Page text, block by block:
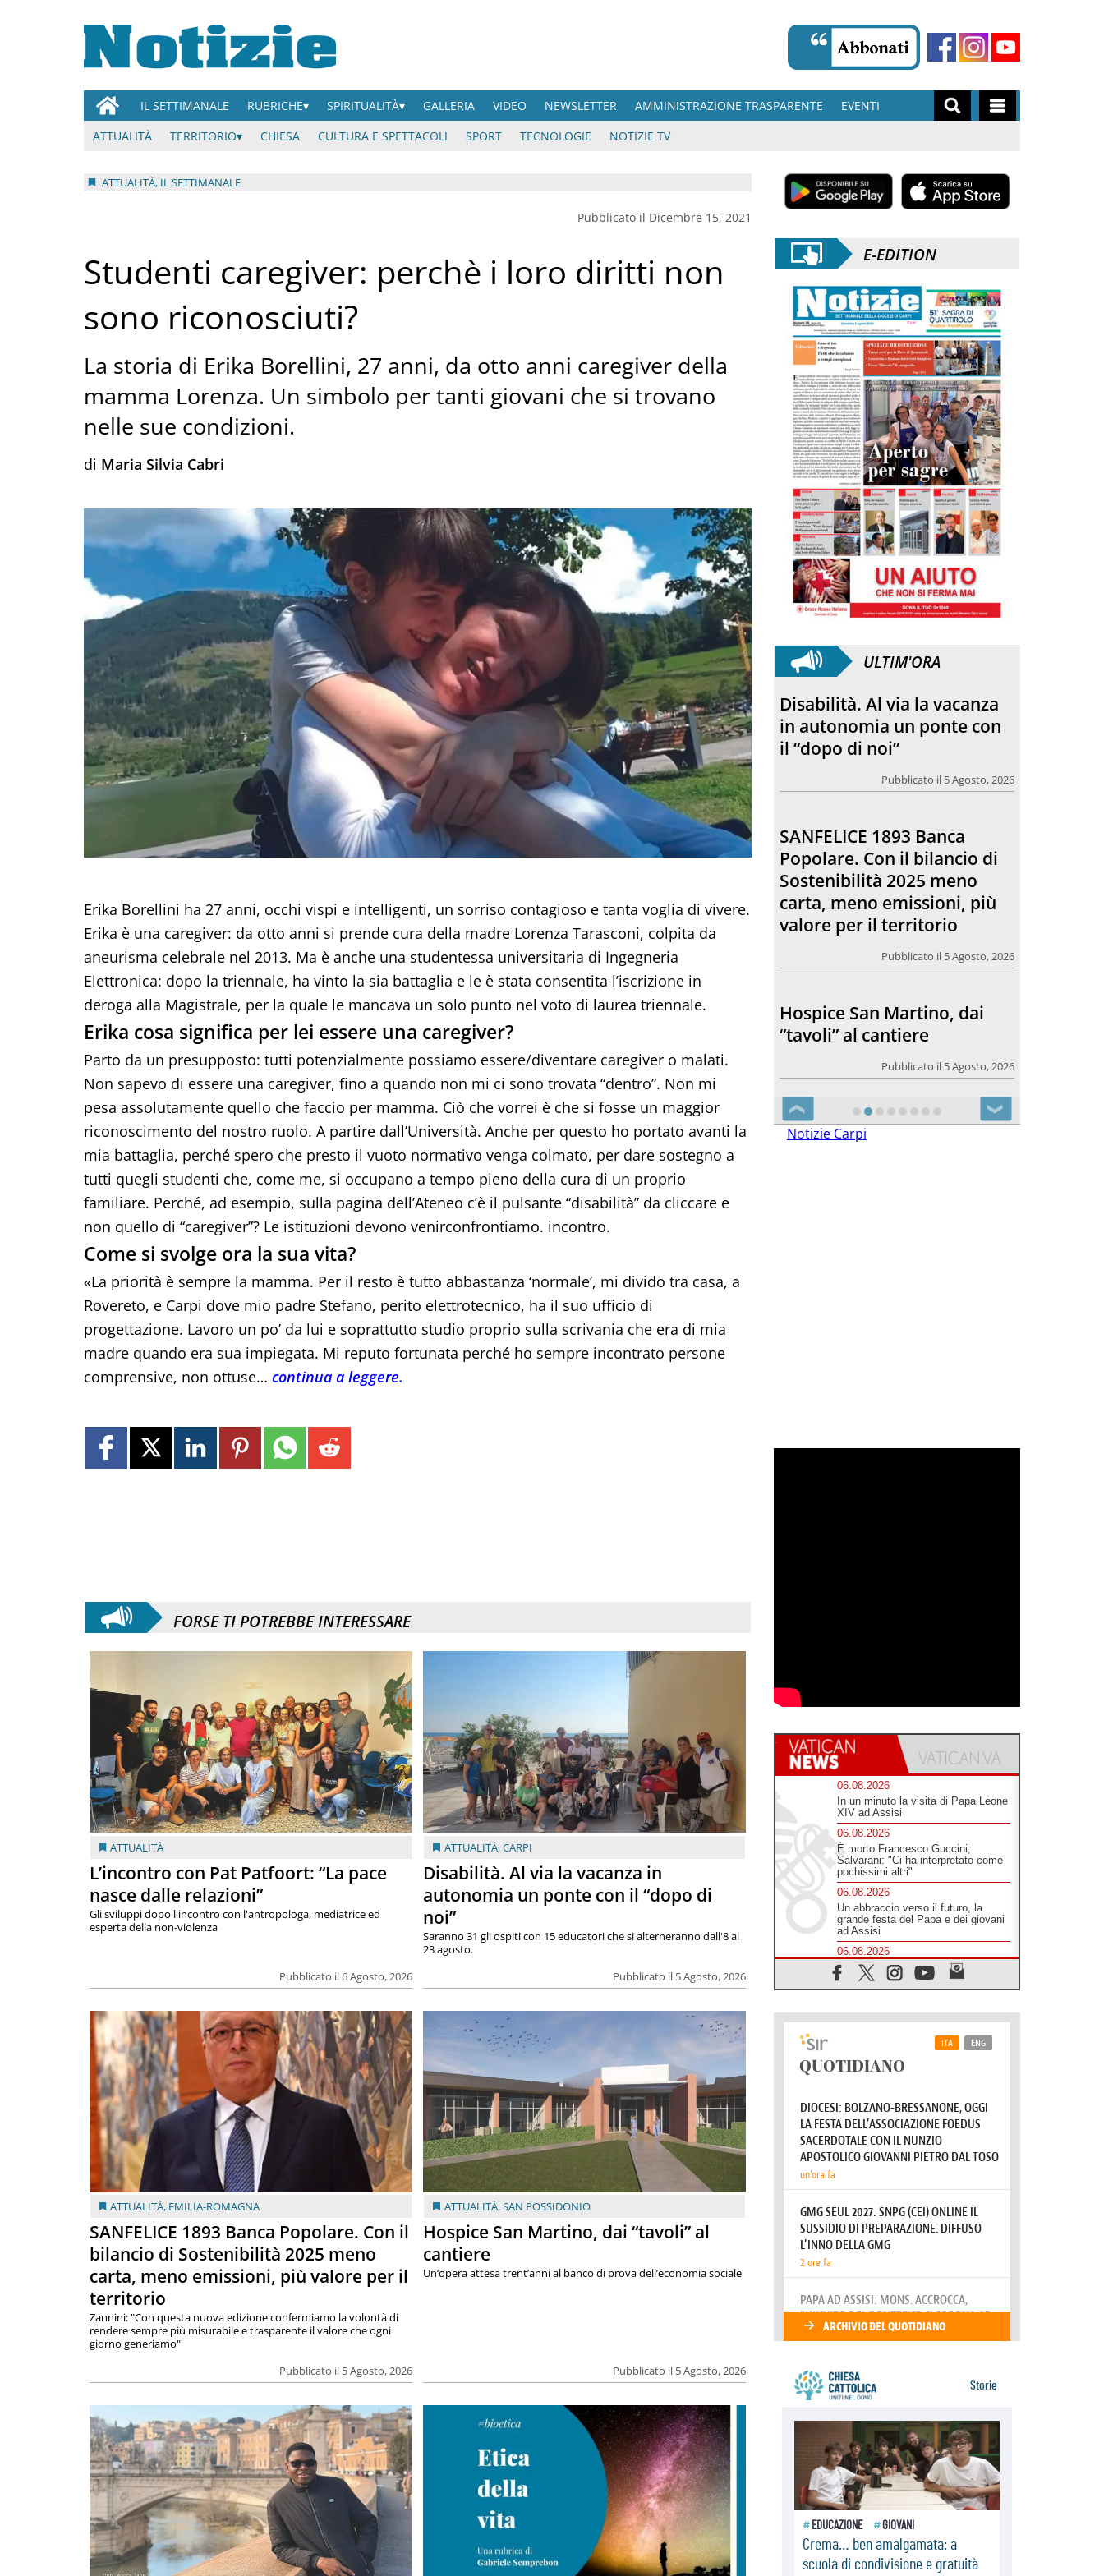
IL SETTIMANALE RUBRICHE SPIRITUALITÀ GALLERIA VIDEO NEWSLETTER AMMINISTRAZIONE TRASPARENTE
EVENTI
ATTUALITÀ
TERRITORIO CHIESA CULTURA E SPETTACOLI SPORT TECNOLOGIE NOTIZIE TV
ATTUALITÀ, IL SETTIMANALE
Pubblicato il Dicembre 15, 2021
Studenti caregiver: perchè i loro diritti non
sono riconosciuti?
La storia di Erika Borellini, 27 anni, da otto anni caregiver della
mamma Lorenza. Un simbolo per tanti giovani che si trovano
nelle sue condizioni.
di Maria Silvia Cabri
Erika Borellini ha 27 anni, occhi vispi e intelligenti, un sorriso contagioso e tanta voglia di vivere.
Erika è una caregiver: da otto anni si prende cura della madre Lorenza Tarasconi, colpita da
aneurisma celebrale nel 2013. Ma è anche una studentessa universitaria di Ingegneria
Elettronica: dopo la triennale, ha vinto la sia battaglia e le è stata consentita l’iscrizione in
deroga alla Magistrale, per la quale le mancava un solo punto nel voto di laurea triennale.
Erika cosa significa per lei essere una caregiver?
Parto da un presupposto: tutti potenzialmente possiamo essere/diventare caregiver o malati.
Non sapevo di essere una caregiver, fino a quando non mi ci sono trovata “dentro”. Non mi
pesa assolutamente quello che faccio per mamma. Ciò che vorrei è che si fosse un maggior
riconoscimento del nostro ruolo. A partire dall’Università. Anche per questo ho portato avanti la
mia battaglia, perché spero che presto il vuoto normativo venga colmato, per dare sostegno a
tutti quegli studenti che, come me, si occupano a tempo pieno della cura di un proprio
familiare. Perché, ad esempio, sulla pagina dell’Ateneo c’è il pulsante “disabilità” da cliccare e
non quello di “caregiver”? Le istituzioni devono venirconfrontiamo. incontro.
Come si svolge ora la sua vita?
«La priorità è sempre la mamma. Per il resto è tutto abbastanza ‘normale’, mi divido tra casa, a
Rovereto, e Carpi dove mio padre Stefano, perito elettrotecnico, ha il suo ufficio di
progettazione. Lavoro un po’ da lui e soprattutto studio proprio sulla scrivania che era di mia
madre quando era sua impiegata. Mi reputo fortunata perché ho sempre incontrato persone
comprensive, non ottuse… continua a leggere.
FORSE TI POTREBBE INTERESSARE
ATTUALITÀ
L’incontro con Pat Patfoort: “La pace
nasce dalle relazioni”
Pubblicato il 6 Agosto, 2026
Gli sviluppi dopo l'incontro con l'antropologa, mediatrice ed
esperta della non-violenza
ATTUALITÀ,CARPI
Disabilità. Al via la vacanza in
autonomia un ponte con il “dopo di
noi”
Pubblicato il 5 Agosto, 2026
Saranno 31 gli ospiti con 15 educatori che si alterneranno dall'8 al
23 agosto.
ATTUALITÀ, EMILIA-ROMAGNA
SANFELICE 1893 Banca Popolare. Con il
bilancio di Sostenibilità 2025 meno
carta, meno emissioni, più valore per il
territorio
Pubblicato il 5 Agosto, 2026
Zannini: "Con questa nuova edizione confermiamo la volontà di
rendere sempre più misurabile e trasparente il valore che ogni
giorno generiamo"
ATTUALITÀ,SAN POSSIDONIO
Hospice San Martino, dai “tavoli” al
cantiere
Pubblicato il 5 Agosto, 2026
Un’opera attesa trent’anni al banco di prova dell’economia sociale
E-EDITION
ULTIM'ORA
SANFELICE 1893 Banca
Popolare. Con il bilancio di
Sostenibilità 2025 meno
carta, meno emissioni, più
valore per il territorio
Hospice San Martino, dai
“tavoli” al cantiere
Pubblicato il 5 Agosto, 2026
Comunicare bene, una
anche il rapporto tra la
chiesa e l’opinione pubblica
Pubblicato il 5 Agosto, 2026
❮ ❯
Notizie Carpi
06.08.2026
In un minuto la visita di Papa Leone
XIV ad Assisi
06.08.2026
È morto Francesco Guccini,
Salvarani: "Ci ha interpretato come
pochissimi altri"
06.08.2026
Un abbraccio verso il futuro, la
grande festa del Papa e dei giovani
ad Assisi
06.08.2026
Il grazie dei giovani al Papa: "Oggi
ci sentiamo Chiesa"
Leone XIV: la rivoluzione del
Vangelo abbatte i muri che
separano gli esseri umani
06.08.2026
Fra Marco Vianelli: alla scuola di
06.08.2026
Hiroshima, ad 81 anni dalla bomba
resta alto il richiamo al disarmo
mondiale
Il Papa con i giovani ad Assisi:
costruire la civiltà dell'amore non
delle contrapposizioni
06.08.2026
Hiroshima e Nagasaki, 81 anni
preghiera per la pace"
06.08.2026
Santa Maria degli Angeli, quando un
Santuario custodisce le origini